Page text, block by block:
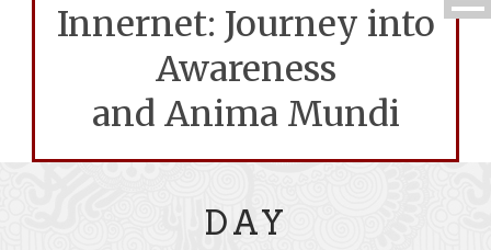
Innernet: Journey into
Awareness
and Anima Mundi
DAY